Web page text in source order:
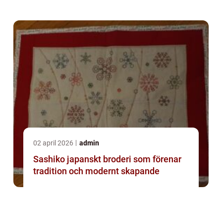
02 april 2026 admin
Sashiko japanskt broderi som förenar
tradition och modernt skapande